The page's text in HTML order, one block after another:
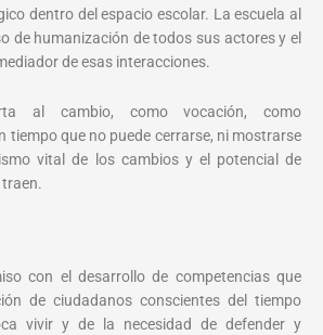
dentro del espacio escolar. La escuela al
de humanización de todos sus actores y el
de esas interacciones.
al cambio, como vocación, como
tiempo que no puede cerrarse, ni mostrarse
vital de los cambios y el potencial de
con el desarrollo de competencias que
de ciudadanos conscientes del tiempo
vivir y de la necesidad de defender y